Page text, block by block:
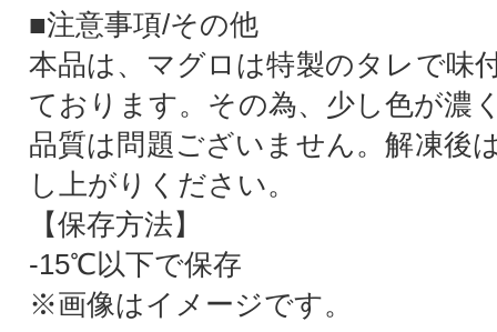
■注意事項/その他
本品は、マグロは特製のタレで味
ております。その為、少し色が濃
品質は問題ございません。解凍後
し上がりください。
【保存方法】
-15℃以下で保存
※画像はイメージです。